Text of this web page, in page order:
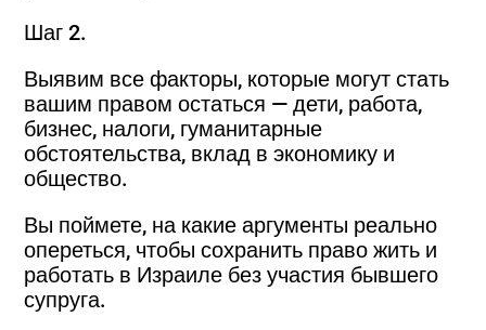
Шаг 2.
Выявим все факторы, которые могут стать
вашим правом остаться — дети, работа,
бизнес, налоги, гуманитарные
обстоятельства, вклад в экономику и
общество.
Вы поймете, на какие аргументы реально
опереться, чтобы сохранить право жить и
работать в Израиле без участия бывшего
супруга.